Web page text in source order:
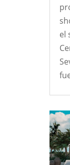
el